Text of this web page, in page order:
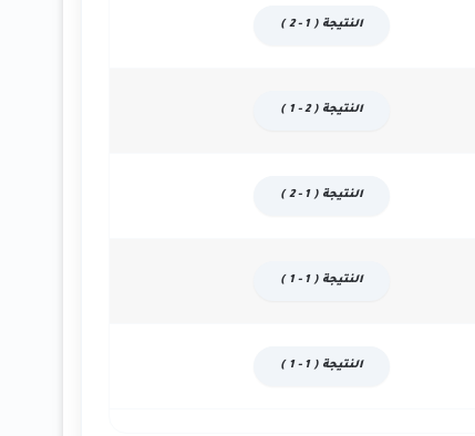
النتيجة ( 1 - 2 )
النتيجة ( 2 - 1 )
النتيجة ( 1 - 2 )
النتيجة ( 1 - 1 )
النتيجة ( 1 - 1 )